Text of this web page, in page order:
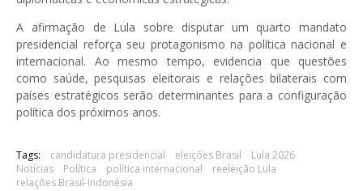
A afirmação de Lula sobre disputar um quarto mandato
presidencial reforça seu protagonismo na política nacional e
internacional. Ao mesmo tempo, evidencia que questões
como saúde, pesquisas eleitorais e relações bilaterais com
países estratégicos serão determinantes para a configuração
política dos próximos anos.
Tags: candidatura presidencial eleições Brasil
Lula 2026
Notícias
Política política internacional
reeleição Lula
relações Brasil-Indonésia